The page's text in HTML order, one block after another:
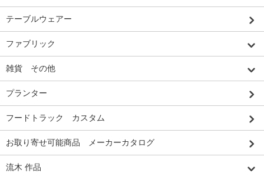
テーブルウェアー
ファブリック
雑貨 その他
プランター
フードトラック カスタム
お取り寄せ可能商品 メーカーカタログ
流木 作品